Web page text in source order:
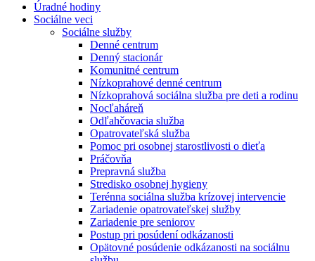
Úradné hodiny
Sociálne veci
Sociálne služby
Denné centrum
Denný stacionár
Komunitné centrum
Nízkoprahové denné centrum
Nízkoprahová sociálna služba pre deti a rodinu
Nocľaháreň
Odľahčovacia služba
Opatrovateľská služba
Pomoc pri osobnej starostlivosti o dieťa
Práčovňa
Prepravná služba
Stredisko osobnej hygieny
Terénna sociálna služba krízovej intervencie
Zariadenie opatrovateľskej služby
Zariadenie pre seniorov
Postup pri posúdení odkázanosti
Opätovné posúdenie odkázanosti na sociálnu